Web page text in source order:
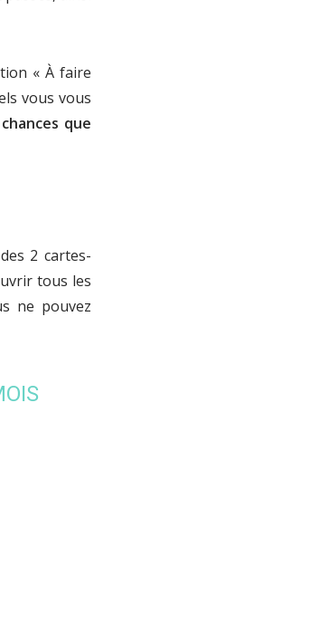
« À faire
vous vous
que
2 cartes-
tous les
ne pouvez